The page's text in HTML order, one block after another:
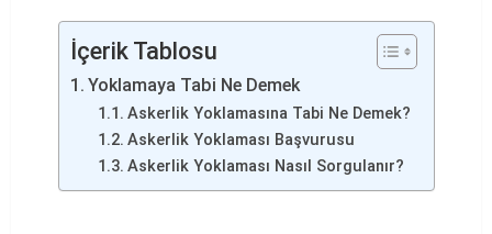
İçerik Tablosu
Yoklamaya Tabi Ne Demek
Askerlik Yoklamasına Tabi Ne Demek?
Askerlik Yoklaması Başvurusu
Askerlik Yoklaması Nasıl Sorgulanır?